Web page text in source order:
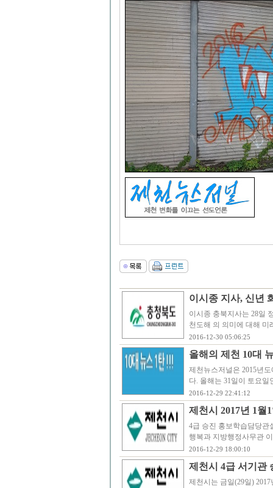
이시종 지사, 신년
이시종 충북지사는 28일
천도해 의 의미에 대해
2016-12-30 05:06:25
올해의 제천 10대
제천뉴스저널은 2015년
다. 올해는 31일이 토요
2016-12-29 22:41:12
제천시 2017년 1월
4급 승진 홍보학습담당
행복과 지방행정사무관
2016-12-29 18:00:10
제천시 4급 서기관
제천시는 금일(29일)